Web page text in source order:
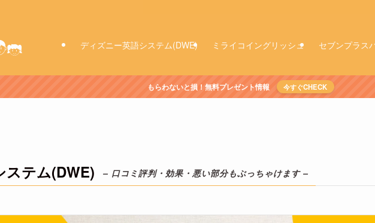
ディズニー英語システム(DWE) ミライコイングリッシュ セブンプラス
もらわないと損！無料プレゼント情報 今すぐCHECK
ステム(DWE) – 口コミ評判・効果・悪い部分もぶっちゃけます –